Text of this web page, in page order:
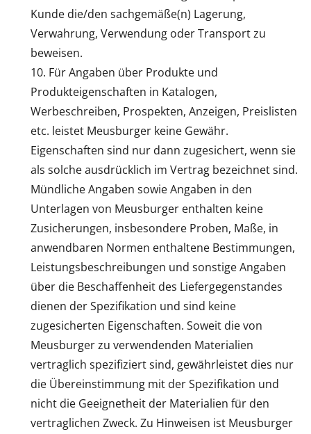
Kunde die/den sachgemäße(n) Lagerung,
Verwahrung, Verwendung oder Transport zu
beweisen.
Für Angaben über Produkte und
Produkteigenschaften in Katalogen,
Werbeschreiben, Prospekten, Anzeigen, Preislisten
etc. leistet Meusburger keine Gewähr.
Eigenschaften sind nur dann zugesichert, wenn sie
als solche ausdrücklich im Vertrag bezeichnet sind.
Mündliche Angaben sowie Angaben in den
Unterlagen von Meusburger enthalten keine
Zusicherungen, insbesondere Proben, Maße, in
anwendbaren Normen enthaltene Bestimmungen,
Leistungsbeschreibungen und sonstige Angaben
über die Beschaffenheit des Liefergegenstandes
dienen der Spezifikation und sind keine
zugesicherten Eigenschaften. Soweit die von
Meusburger zu verwendenden Materialien
vertraglich spezifiziert sind, gewährleistet dies nur
die Übereinstimmung mit der Spezifikation und
nicht die Geeignetheit der Materialien für den
vertraglichen Zweck. Zu Hinweisen ist Meusburger